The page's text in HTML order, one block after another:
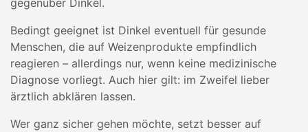
Bedingt geeignet ist Dinkel eventuell für gesunde
Menschen, die auf Weizenprodukte empfindlich
reagieren – allerdings nur, wenn keine medizinische
Diagnose vorliegt. Auch hier gilt: im Zweifel lieber
ärztlich abklären lassen.
Wer ganz sicher gehen möchte, setzt besser auf